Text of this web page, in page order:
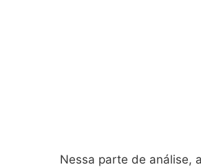
Nessa parte de análise,